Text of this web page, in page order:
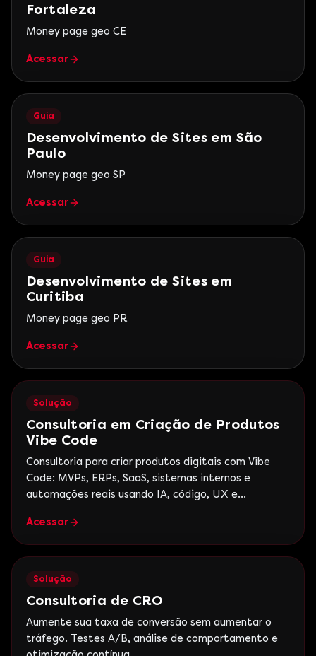
Fortaleza
Money page geo CE
Acessar
Guia
Desenvolvimento de Sites em São
Paulo
Money page geo SP
Acessar
Guia
Desenvolvimento de Sites em
Curitiba
Money page geo PR
Acessar
Solução
Consultoria em Criação de Produtos
Vibe Code
Consultoria para criar produtos digitais com Vibe
Code: MVPs, ERPs, SaaS, sistemas internos e
automações reais usando IA, código, UX e
Acessar
Solução
Consultoria de CRO
Aumente sua taxa de conversão sem aumentar o
tráfego. Testes A/B, análise de comportamento e